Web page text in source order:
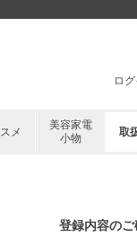
ロ
メ
美容家電
小物
取
登録内容のご